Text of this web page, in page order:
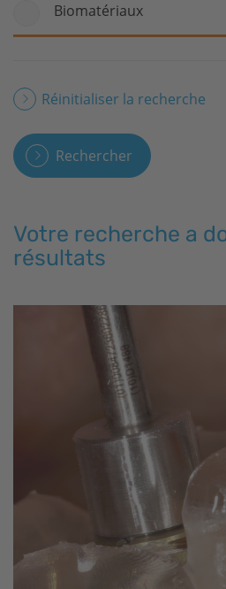
Biomatériaux
Réinitialiser la recherche
Rechercher
Votre recherche a
résultats